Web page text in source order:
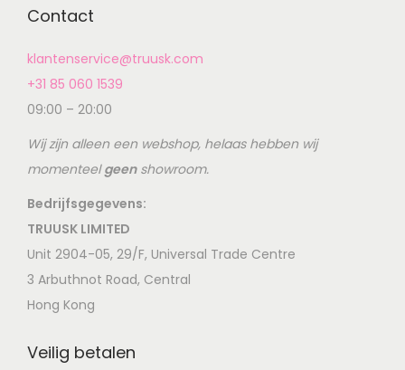
Contact
klantenservice@truusk.com
+31 85 060 1539
09:00 – 20:00
Wij zijn alleen een webshop, helaas hebben wij
momenteelgeenshowroom.
Bedrijfsgegevens:
TRUUSK LIMITED
Unit 2904-05, 29/F, Universal Trade Centre
3 Arbuthnot Road, Central
Hong Kong
Veilig betalen